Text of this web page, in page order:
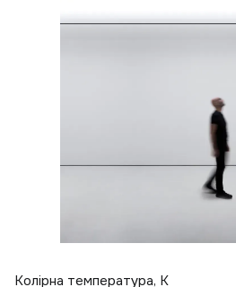
Колірна температура, K